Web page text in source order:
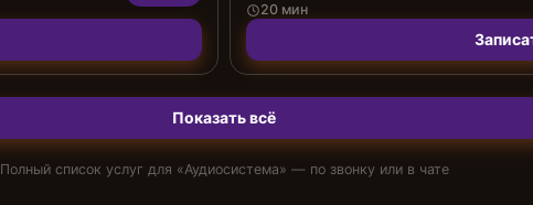
20 мин
Показать всё
Полный список услуг для «Аудиосистема» — по звонку или в чате